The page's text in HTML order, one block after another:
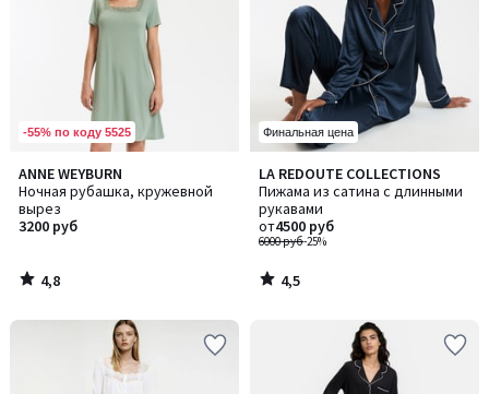
-55% по коду 5525
ANNE WEYBURN
Ночная рубашка, кружевной
вырез
3200 руб
4,8
/ 5
4,8
/
Финальная цена
LA REDOUTE COLLECTIONS
Пижама из сатина с длинными
рукавами
6000 руб-25%
от4500 руб
4,5
/ 5
4,5
/